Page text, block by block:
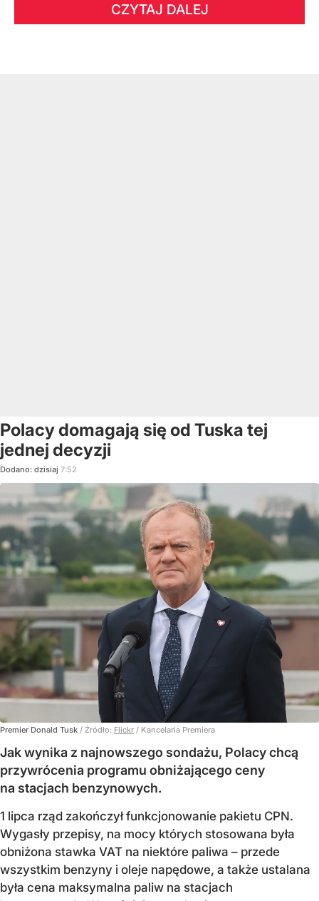
CZYTAJ DALEJ
Polacy domagają się od Tuska tej
jednej decyzji
Dodano: dzisiaj 7:52
Premier Donald Tusk / Źródło: Flickr / Kancelaria Premiera
Jak wynika z najnowszego sondażu, Polacy chcą
przywrócenia programu obniżającego ceny
na stacjach benzynowych.
1 lipca rząd zakończył funkcjonowanie pakietu CPN.
Wygasły przepisy, na mocy których stosowana była
obniżona stawka VAT na niektóre paliwa – przede
wszystkim benzyny i oleje napędowe, a także ustalana
była cena maksymalna paliw na stacjach